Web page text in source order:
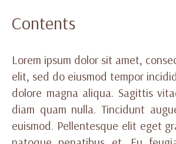
Contents
Lorem ipsum dolor sit amet,
elit, sed do eiusmod tempor
dolore magna aliqua. Sagittis
diam quam nulla. Tincidunt
euismod. Pellentesque elit eget